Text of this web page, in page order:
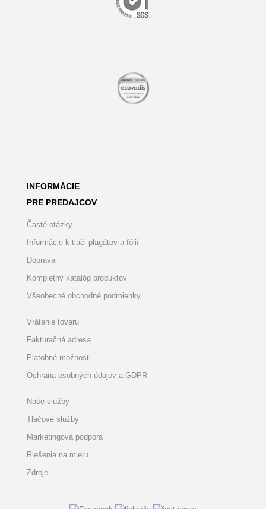
INFORMÁCIE
PRE PREDAJCOV
Časté otázky
Informácie k tlači plagátov a fólií
Doprava
Kompletný katalóg produktov
Všeobecné obchodné podmienky
Vrátenie tovaru
Fakturačná adresa
Platobné možnosti
Ochrana osobných údajov a GDPR
Naše služby
Tlačové služby
Marketingová podpora
Riešenia na mieru
Zdroje